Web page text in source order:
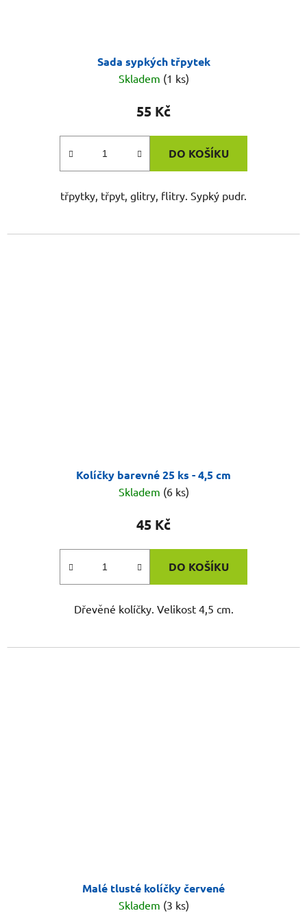
Sada sypkých třpytek
Skladem (1 ks)
55 Kč
DO KOŠÍKU
třpytky, třpyt, glitry, flitry. Sypký pudr.
Kolíčky barevné 25 ks - 4,5 cm
Skladem (6 ks)
45 Kč
DO KOŠÍKU
Dřevěné kolíčky. Velikost 4,5 cm.
Malé tlusté kolíčky červené
Skladem (3 ks)